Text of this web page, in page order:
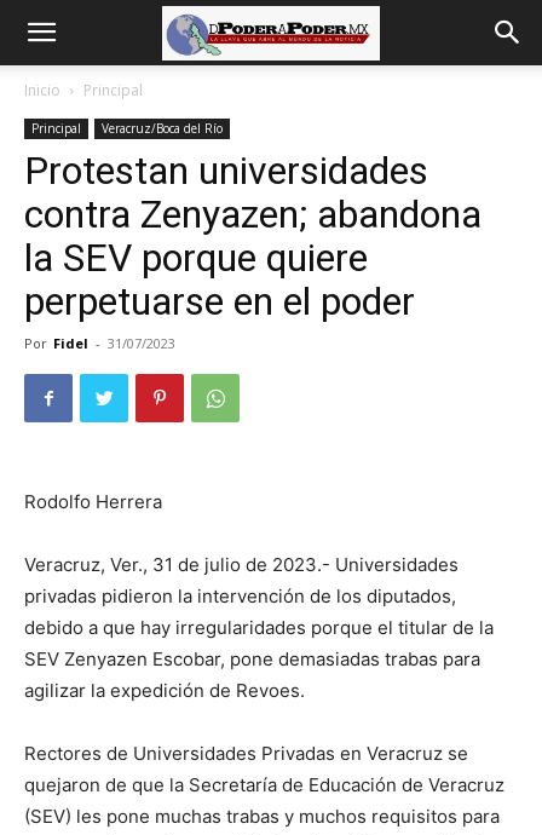
poder
Poder
Inicio Principal
Principal Veracruz/Boca del Río
Protestan universidades
contra Zenyazen; abandona
la SEV porque quiere
perpetuarse en el poder
Por Fidel - 31/07/2023
Rodolfo Herrera
Veracruz, Ver., 31 de julio de 2023.- Universidades
privadas pidieron la intervención de los diputados,
debido a que hay irregularidades porque el titular de la
SEV Zenyazen Escobar, pone demasiadas trabas para
agilizar la expedición de Revoes.
Rectores de Universidades Privadas en Veracruz se
quejaron de que la Secretaría de Educación de Veracruz
(SEV) les pone muchas trabas y muchos requisitos para